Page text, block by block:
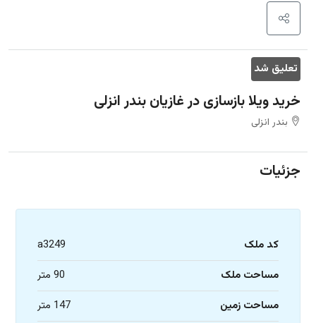
تعلیق شد
خرید ویلا بازسازی در غازیان بندر انزلی
بندر انزلی
جزئیات
کد ملک
a3249
مساحت ملک
90 متر
مساحت زمین
147 متر